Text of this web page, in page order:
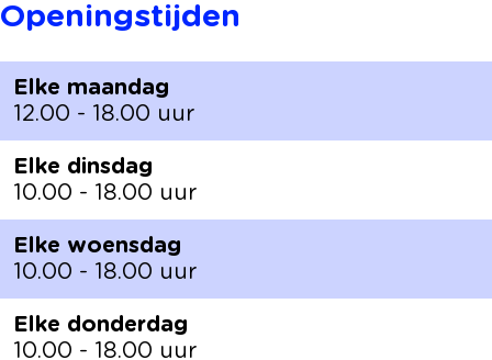
Openingstijden
Elke maandag
12.00 - 18.00 uur
Elke dinsdag
10.00 - 18.00 uur
Elke woensdag
10.00 - 18.00 uur
Elke donderdag
10.00 - 18.00 uur